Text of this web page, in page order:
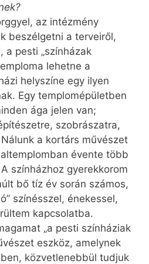
az intézmény
beszélgetni a terveiről,
a pesti „színházak
lehetne a
helyszíne egy ilyen
Egy templomépületben
ága jelen van;
szobrászatra,
a kortárs művészet
évente több
színházhoz gyerekkorom
bő tíz év során számos,
színésszel, énekessel,
kapcsolatba.
„a pesti színháziak
eszköz, amelynek
közvetlenebbül tudjuk